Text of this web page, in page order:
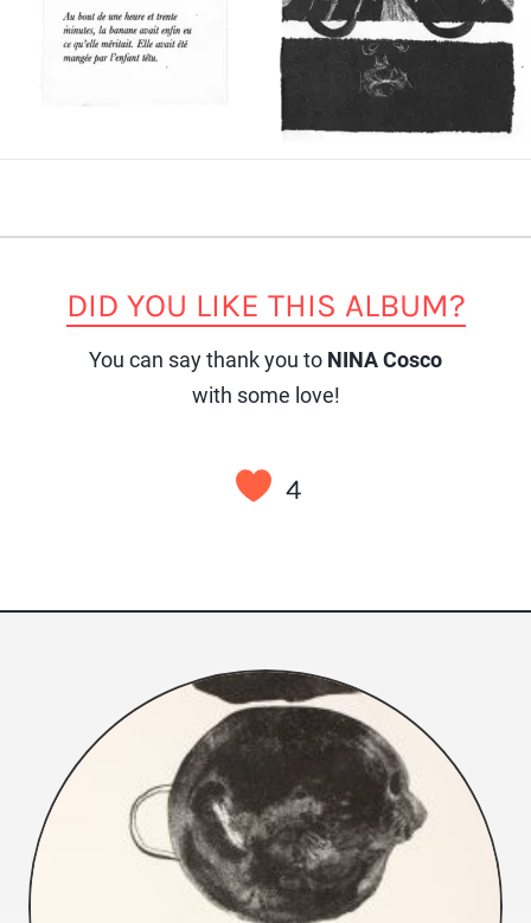
DID YOU LIKE THIS ALBUM?
You can say thank you to NINA Cosco
with some love!
4